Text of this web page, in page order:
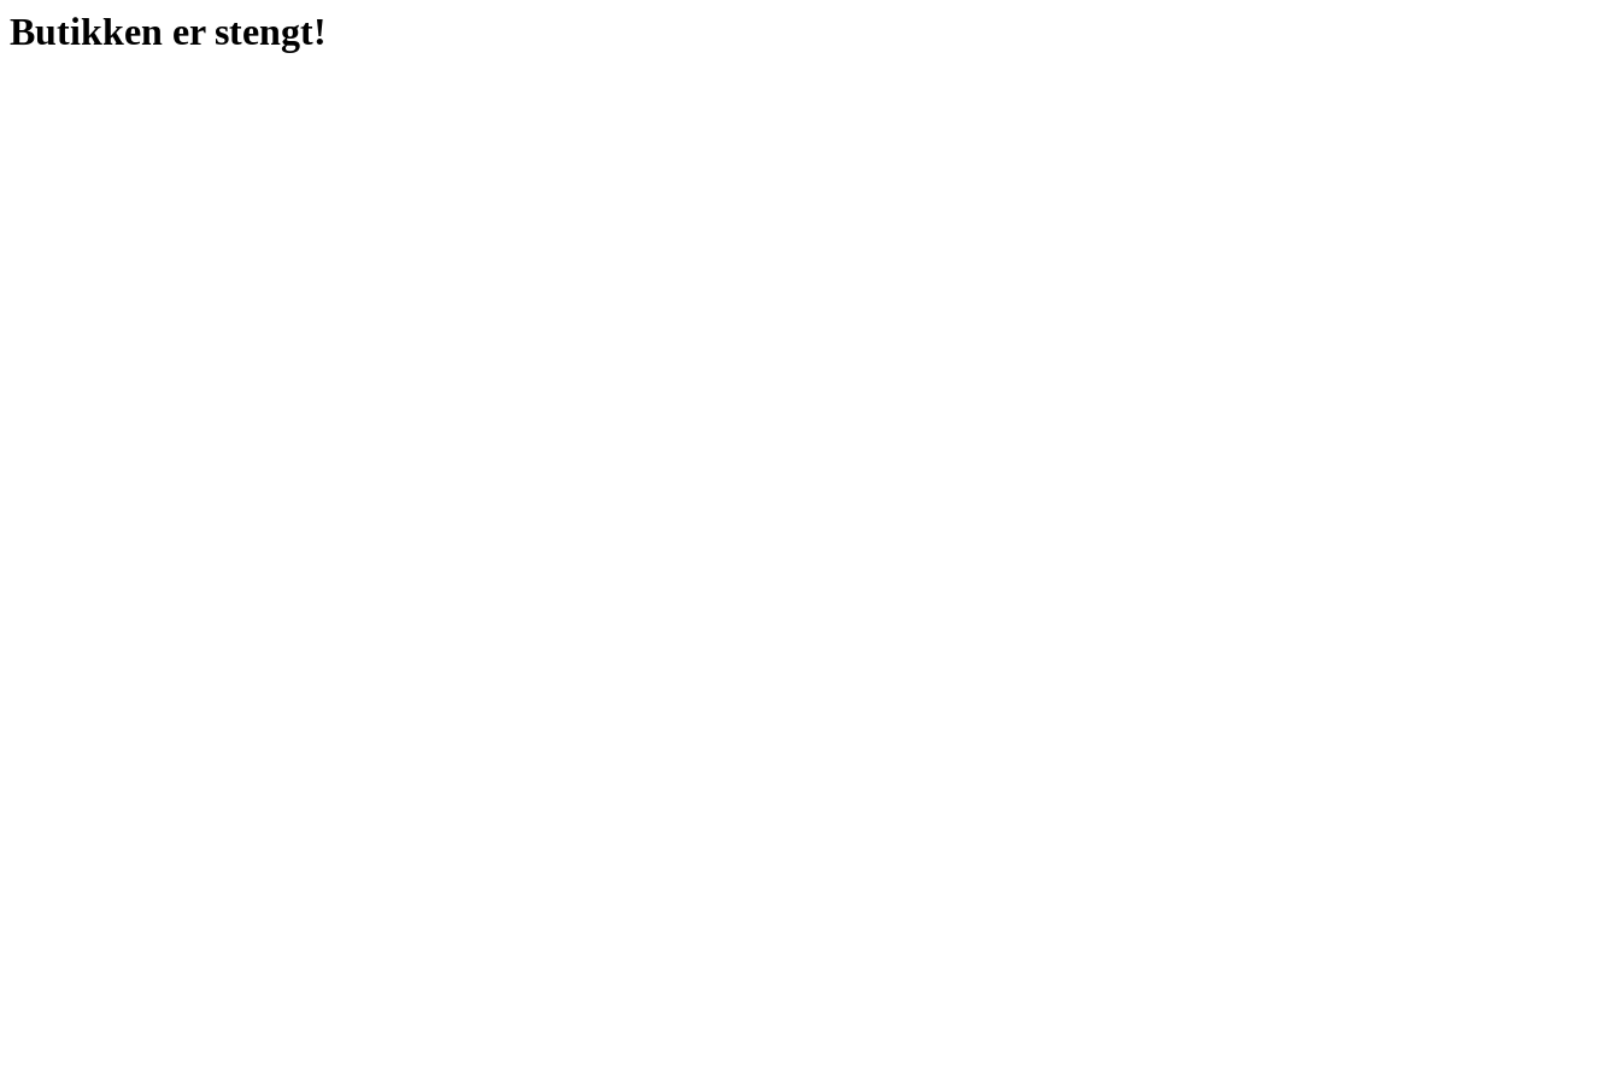
Butikken er stengt!